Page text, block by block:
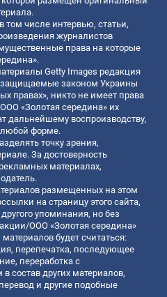
том числе интервью, статьи,
журналистов
права на которые
Getty Images редакция
законом Украины
правах», никто не имеет права
«Золотая середина» их
дальнейшему воспроизводству,
любой форме.
точку зрения,
За достоверность
материалах,
размещенных на этом
на страницу этого сайта,
упоминания, но без
ООО «Золотая середина»
будет считаться:
перепечатка, последующее
переработка с
состав других материалов,
и другие подобные